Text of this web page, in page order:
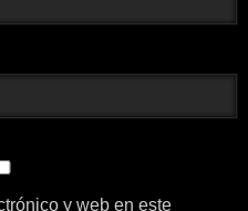
y web en este